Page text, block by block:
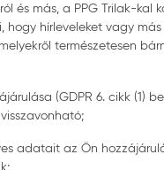
és más, a PPG Trilak-kal
hogy hírleveleket vagy
természetesen
(GDPR 6. cikk (1)
adatait az Ön